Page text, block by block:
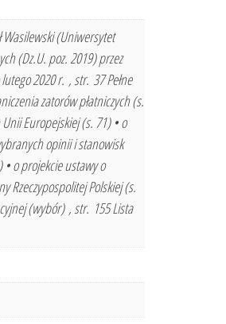
Wasilewski (Uniwersytet
(Dz.U. poz. 2019) przez
2020 r. , str. 37 Pełne
zatorów płatniczych (s.
Europejskiej (s. 71) • o
opinii i stanowisk
o projekcie ustawy o
Rzeczypospolitej Polskiej (s.
(wybór) , str. 155 Lista